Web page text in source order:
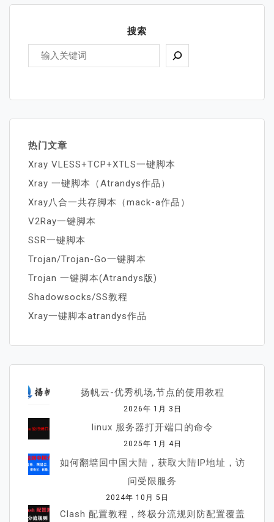
搜索
热门文章
Xray VLESS+TCP+XTLS一键脚本
Xray 一键脚本（Atrandys作品）
Xray八合一共存脚本（mack-a作品）
V2Ray一键脚本
SSR一键脚本
Trojan/Trojan-Go一键脚本
Trojan 一键脚本(Atrandys版)
Shadowsocks/SS教程
Xray一键脚本atrandys作品
扬帆云-优秀机场,节点的使用教程
2026年 1月 3日
linux 服务器打开端口的命令
2025年 1月 4日
如何翻墙回中国大陆，获取大陆IP地址，访
问受限服务
2024年 10月 5日
Clash 配置教程，终极分流规则防配置覆盖